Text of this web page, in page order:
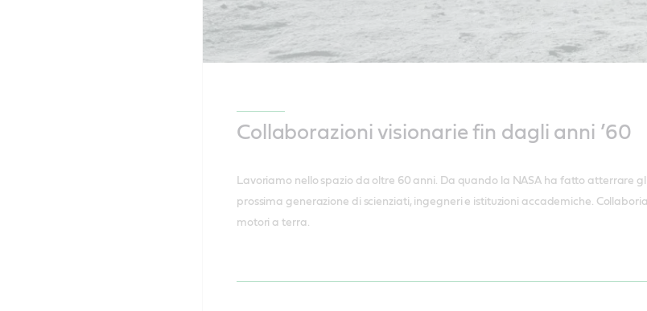
Collaborazioni visionarie fin dagli anni ’60
Lavoriamo nello spazio da oltre 60 anni. Da quando la NASA ha fatto atterrare
prossima generazione di scienziati, ingegneri e istituzioni accademiche.
motori a terra.